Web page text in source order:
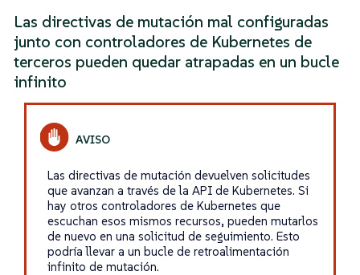
Las directivas de mutación mal configuradas
junto con controladores de Kubernetes de
terceros pueden quedar atrapadas en un bucle
infinito
Las directivas de mutación devuelven solicitudes
que avanzan a través de la API de Kubernetes. Si
hay otros controladores de Kubernetes que
escuchan esos mismos recursos, pueden mutarlos
de nuevo en una solicitud de seguimiento. Esto
podría llevar a un bucle de retroalimentación
infinito de mutación.